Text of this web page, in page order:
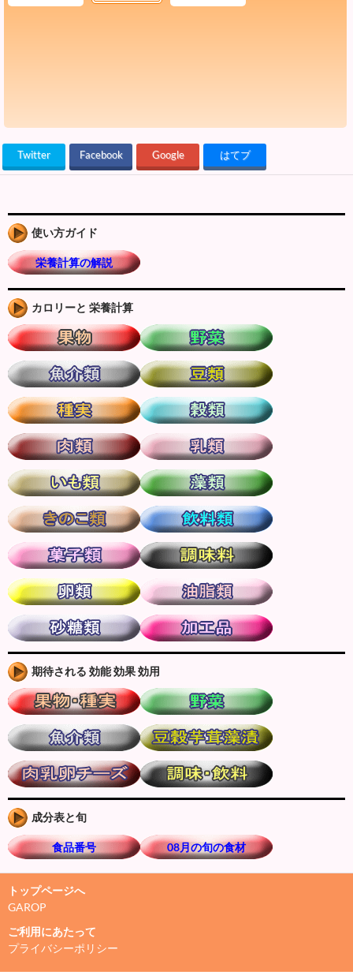
Twitter Facebook Google はてブ
使い方ガイド
栄養計算の解説
カロリーと 栄養計算
期待される 効能 効果 効用
成分表と旬
食品番号 08月の旬の食材
トップページへ
GAROP
ご利用にあたって
プライバシーポリシー